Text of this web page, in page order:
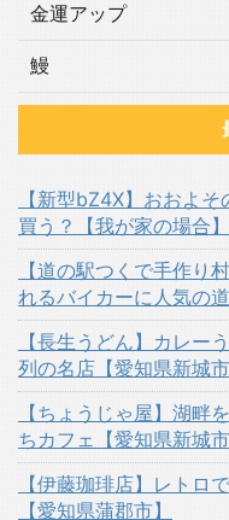
金運アップ
鰻
【新型bZ4X】おおよ
買う？【我が家の場合】
【道の駅つくで手作り
れるバイカーに人気の
【長生うどん】カレー
列の名店【愛知県新城市
【ちょうじゃ屋】湖畔
ちカフェ【愛知県新城市
【伊藤珈琲店】レトロ
【愛知県蒲郡市】